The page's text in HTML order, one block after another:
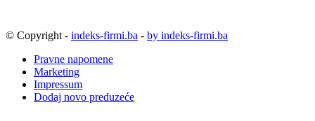
© Copyright - indeks-firmi.ba - by indeks-firmi.ba
Pravne napomene
Marketing
Impressum
Dodaj novo preduzeće